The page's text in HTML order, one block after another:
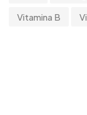
Vitamina B